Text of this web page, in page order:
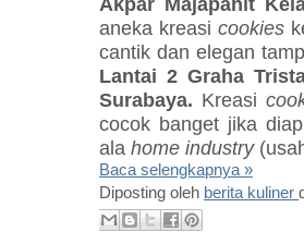
aneka kreasicookies
cantik dan elegan
Lantai 2 Graha
Surabaya. Kreasi
cocok banget jika
ala home industry
Baca selengkapnya »
Diposting oleh berita kuliner